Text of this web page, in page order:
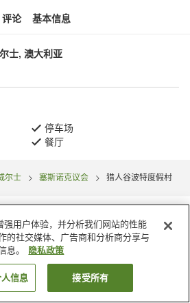
评论 基本信息
士, 澳大利亚
停车场
餐厅
尔士 塞斯诺克议会 猎人谷波特度假村
搜索客房
强用户体验，并分析我们网站的性能
的社交媒体、广告商和分析商分享与
息。
隐私政策
信息 接受所有